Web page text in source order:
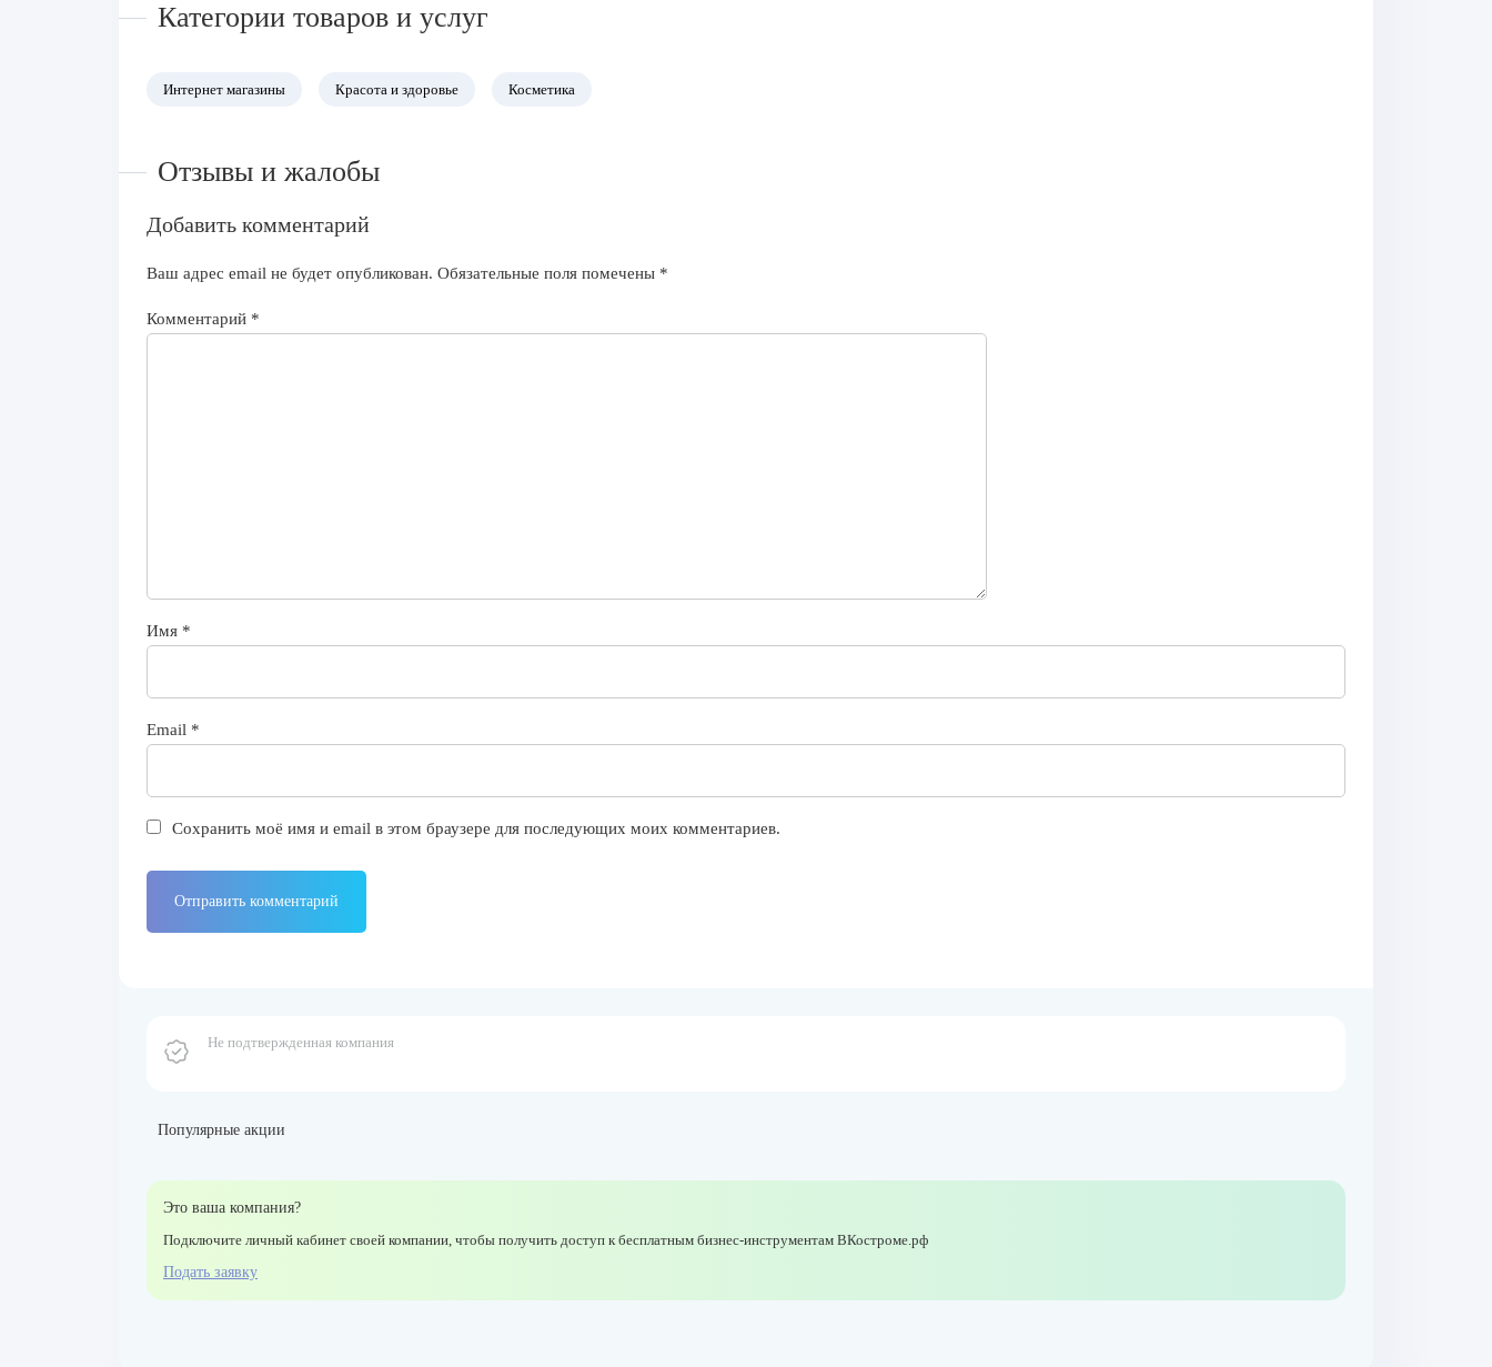
Категории товаров и услуг
Интернет магазины Красота и здоровье Косметика
Отзывы и жалобы
Добавить комментарий
Ваш адрес email не будет опубликован. Обязательные поля помечены *
Комментарий *
Имя *
Email *
Сохранить моё имя и email в этом браузере для последующих моих комментариев.
Не подтвержденная компания
Популярные акции
Это ваша компания?
Подключите личный кабинет своей компании, чтобы получить доступ к бесплатным бизнес-инструментам ВКостроме.рф
Подать заявку